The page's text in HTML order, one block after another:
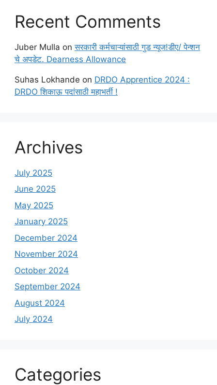
Recent Comments
Juber Mulla onसरकारी कर्मचाऱ्यांसाठी गुड न्यूज!डीए/ पेन्शन
चे अपडेट. Dearness Allowance
Suhas Lokhande on DRDO Apprentice 2024 :
DRDO शिकाऊ पदांसाठी महाभर्ती !
Archives
July 2025
June 2025
May 2025
January 2025
December 2024
November 2024
October 2024
September 2024
August 2024
July 2024
Categories